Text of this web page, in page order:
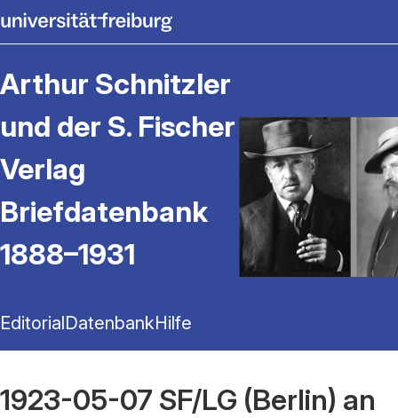
Arthur Schnitzler
und der S. Fischer
Verlag
Briefdatenbank
1888–1931
EditorialDatenbankHilfe
1923-05-07 SF/LG (Berlin) an